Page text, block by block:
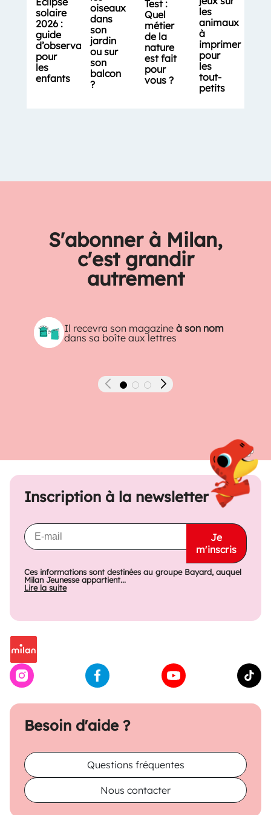
solaire
2026 :
guide
d’observation
pour
les
enfants
oiseaux
dans
son
jardin
ou sur
son
balcon
?
Test :
Quel
métier
de la
nature
est fait
pour
vous ?
les
animaux
à
imprimer
pour
les
tout-
petits
S'abonner à Milan,
c'est grandir
autrement
Il recevra son magazineà son nom
dans sa boîte aux lettres
Précédent Suivant
Besoin d'aide ?
Questions fréquentes
Nous contacter
Inscription à la newsletter
Je
m'inscris
Ces informations sont destinées au groupe Bayard, auquel
Milan Jeunesse appartient...
Lire la suite